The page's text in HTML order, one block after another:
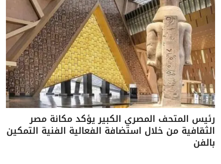
رئيس المتحف المصري الكبير يؤكد مكانة مصر
الثقافية من خلال استضافة الفعالية الفنية التمكين
بالفن